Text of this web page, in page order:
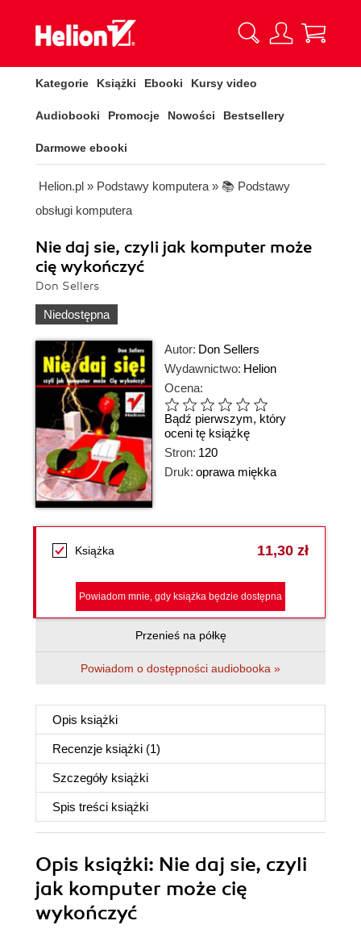
Kategorie Książki Ebooki Kursy video
Audiobooki Promocje Nowości Bestsellery
Darmowe ebooki
Helion.pl » Podstawy komputera » 📚 Podstawy
obsługi komputera
Nie daj sie, czyli jak komputer może
cię wykończyć
Don Sellers
Niedostępna
Autor: Don Sellers
Wydawnictwo: Helion
Ocena:
Bądź pierwszym, który
oceni tę książkę
Stron: 120
Druk: oprawa miękka
Książka 11,30 zł
Powiadom mnie, gdy książka będzie dostępna
Przenieś na półkę
Powiadom o dostępności audiobooka »
Opis książki
Recenzje książki (1)
Szczegóły książki
Spis treści książki
Opis książki: Nie daj sie, czyli
jak komputer może cię
wykończyć